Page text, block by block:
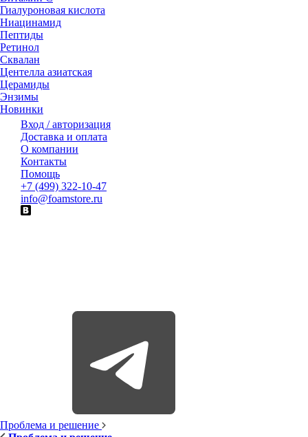
Гиалуроновая кислота
Ниацинамид
Пептиды
Ретинол
Сквалан
Центелла азиатская
Церамиды
Энзимы
Новинки
Вход / авторизация
Доставка и оплата
О компании
Контакты
Помощь
+7 (499) 322-10-47
info@foamstore.ru
Проблема и решение